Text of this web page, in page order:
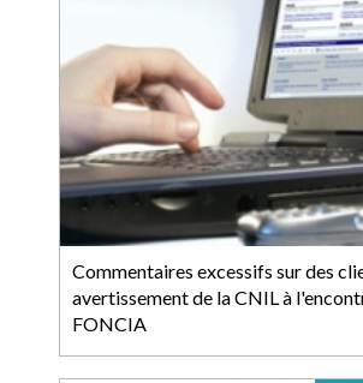
Commentaires excessifs sur des
avertissement de la CNIL à
FONCIA